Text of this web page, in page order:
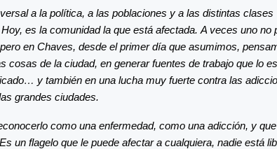
a la política, a las poblaciones y a las distintas clases
es la comunidad la que está afectada. A veces uno no
en Chaves, desde el primer día que asumimos,
de la ciudad, en generar fuentes de trabajo que lo
y también en una lucha muy fuerte contra las
grandes ciudades.
como una enfermedad, como una adicción, y
un flagelo que le puede afectar a cualquiera, nadie está